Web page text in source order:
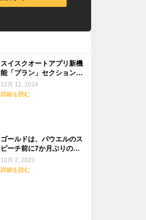
スイスクオートアプリ新機
能「プラン」セクションが
登場
12月 12, 2024
詳細を読む
ゴールドは、パウエルのス
ピーチ前に7か月ぶりの安
値に急落
10月 2, 2023
詳細を読む